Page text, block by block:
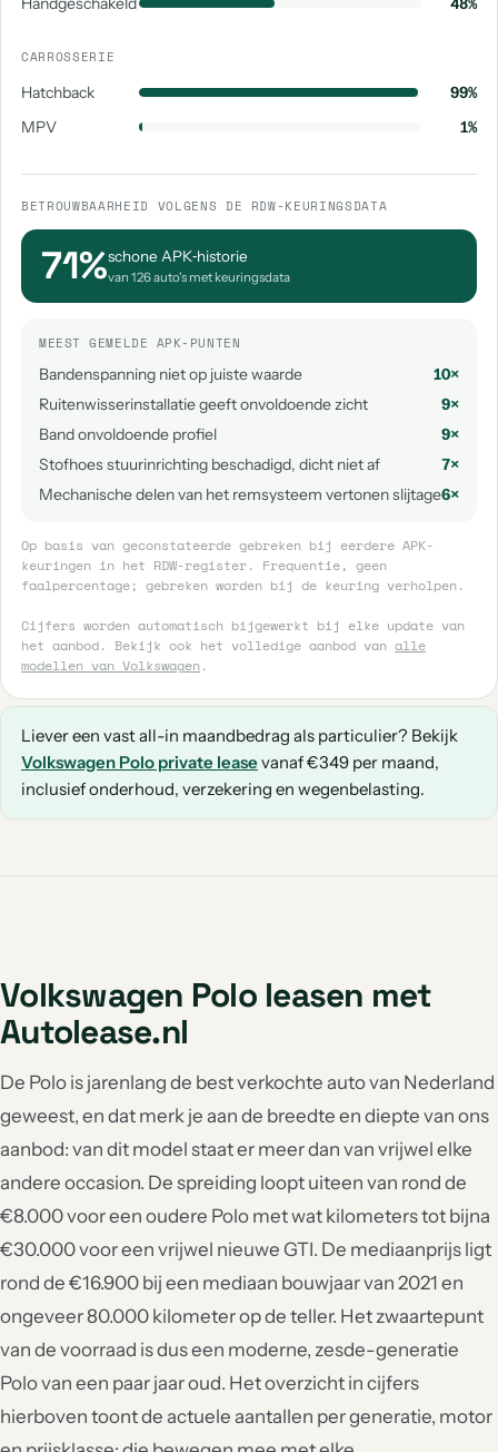
CARROSSERIE
Hatchback
99%
MPV
1%
BETROUWBAARHEID VOLGENS DE RDW-KEURINGSDATA
71%schone APK‑historie
van 126 auto's met keuringsdata
MEEST GEMELDE APK-PUNTEN
Bandenspanning niet op juiste waarde
10×
Ruitenwisserinstallatie geeft onvoldoende zicht
9×
Band onvoldoende profiel
9×
Stofhoes stuurinrichting beschadigd, dicht niet af
7×
Mechanische delen van het remsysteem vertonen slijtage6×
Op basis van geconstateerde gebreken bij eerdere APK-
keuringen in het RDW-register. Frequentie, geen
faalpercentage; gebreken worden bij de keuring verholpen.
Cijfers worden automatisch bijgewerkt bij elke update van
het aanbod. Bekijk ook het volledige aanbod van alle
modellen van Volkswagen.
Liever een vast all-in maandbedrag als particulier? Bekijk
Volkswagen Polo private lease vanaf €349 per maand,
inclusief onderhoud, verzekering en wegenbelasting.
Volkswagen Polo leasen met
Autolease.nl
De Polo is jarenlang de best verkochte auto van Nederland
geweest, en dat merk je aan de breedte en diepte van ons
aanbod: van dit model staat er meer dan van vrijwel elke
andere occasion. De spreiding loopt uiteen van rond de
€8.000 voor een oudere Polo met wat kilometers tot bijna
€30.000 voor een vrijwel nieuwe GTI. De mediaanprijs ligt
rond de €16.900 bij een mediaan bouwjaar van 2021 en
ongeveer 80.000 kilometer op de teller. Het zwaartepunt
van de voorraad is dus een moderne, zesde-generatie
Polo van een paar jaar oud. Het overzicht in cijfers
hierboven toont de actuele aantallen per generatie, motor